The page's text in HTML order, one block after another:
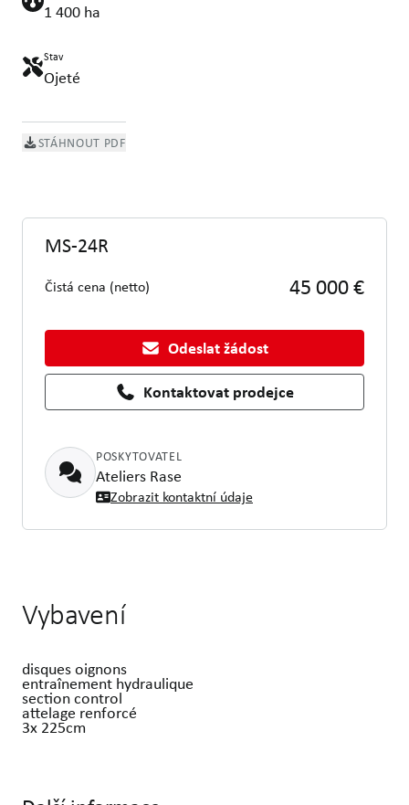
1 400 ha
Stav
Ojeté
STÁHNOUT PDF
MS-24R
Čistá cena (netto) 45 000 €
Odeslat žádost
Kontaktovat prodejce
POSKYTOVATEL
Ateliers Rase
Zobrazit kontaktní údaje
Vybavení
disques oignons
entraînement hydraulique
section control
attelage renforcé
3x 225cm